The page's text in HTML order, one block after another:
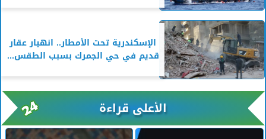
الإسكندرية تحت الأمطار.. انهيار عقار
قديم في حي الجمرك بسبب الطقس...
الأعلى قراءة